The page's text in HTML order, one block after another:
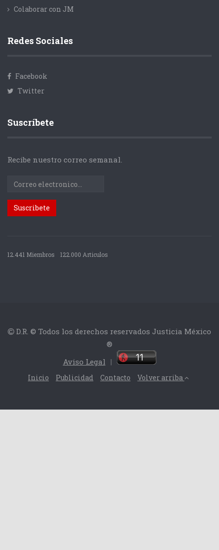
Colaborar con JM
Redes Sociales
Facebook
Twitter
Suscríbete
Recibe nuestro correo semanal.
12.441 Miembros 122.000 Articulos
D.R. © Todos los derechos reservados Justicia México
®
Aviso Legal |
Inicio Publicidad Contacto Volver arriba